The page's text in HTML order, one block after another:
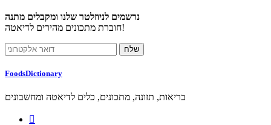
נרשמים לניוזלטר שלנו ומקבלים מתנה
חוברת מתכונים מהירים לדיאטה!
FoodsDictionary
בריאות, תזונה, מתכונים, כלים לדיאטה ומחשבונים
